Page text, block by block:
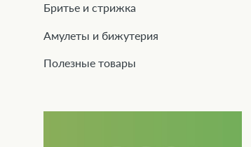
Бритье и стрижка
Амулеты и бижутерия
Полезные товары